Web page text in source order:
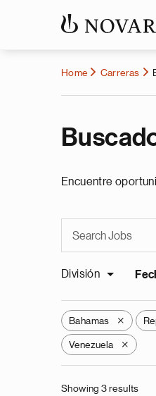
Home Carreras
Encuentre
División
Bahamas X
Venezuela X
Showing 3 results